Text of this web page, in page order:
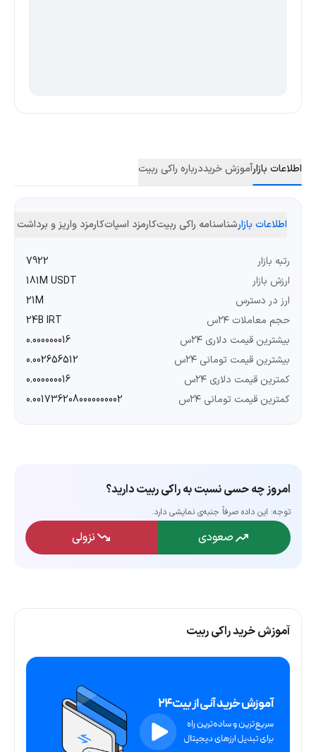
اطلاعات بازارآموزش خریددرباره راکی ربیت
اطلاعات بازارشناسنامه راکی ربیتکارمزد اسپاتکارمزد واریز و برداشت
رتبه بازار
7922
ارزش بازار
181M USDT
ارز در دسترس
21M
حجم معاملات ۲۴س
24B IRT
بیشترین قیمت دلاری ۲۴س
0.000000016
بیشترین قیمت تومانی ۲۴س
0.002656512
کمترین قیمت دلاری ۲۴س
0.000000016
کمترین قیمت تومانی ۲۴س
0.0017362080000000002
امروز چه حسی نسبت به راکی ربیت دارید؟
توجه: این داده‌ صرفاً جنبه‌ی نمایشی دارد.
صعودی نزولی
آموزش خرید راکی ربیت